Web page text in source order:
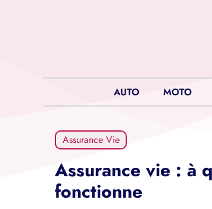
AUTO MOTO
Assurance Vie
Assurance vie : à
fonctionne